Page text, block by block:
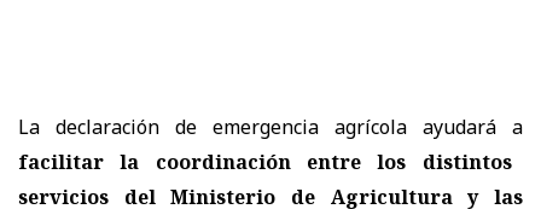
La declaración de emergencia agrícola ayudará a
facilitar la coordinación entre los distintos
servicios del Ministerio de Agricultura y las